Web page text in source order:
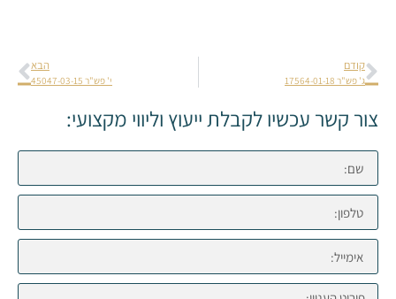
קודם
ג' פש"ר 17564-01-18
הבא
י' פש"ר 45047-03-15
צור קשר עכשיו לקבלת ייעוץ וליווי מקצועי: